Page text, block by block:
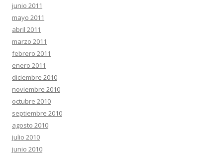
junio 2011
mayo 2011
abril 2011
marzo 2011
febrero 2011
enero 2011
diciembre 2010
noviembre 2010
octubre 2010
septiembre 2010
agosto 2010
julio 2010
junio 2010